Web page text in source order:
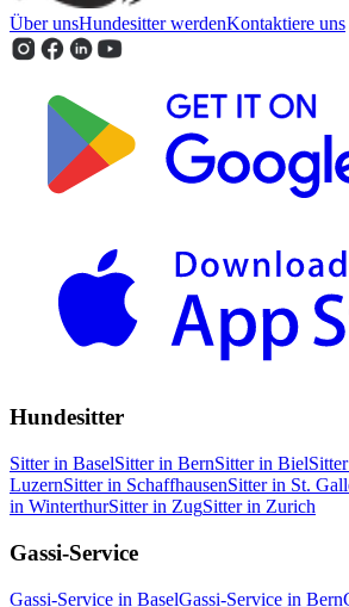
Über unsHundesitter werdenKontaktiere uns
Hundesitter
Sitter in BaselSitter in BernSitter in Biel
LuzernSitter in SchaffhausenSitter in St.
in WinterthurSitter in ZugSitter in Zurich
Gassi-Service
Gassi-Service in BaselGassi-Service in Bern